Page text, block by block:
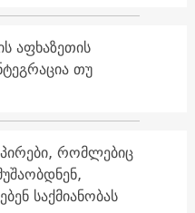
აფხაზეთის
თუ
რომლებიც
საქმიანობას